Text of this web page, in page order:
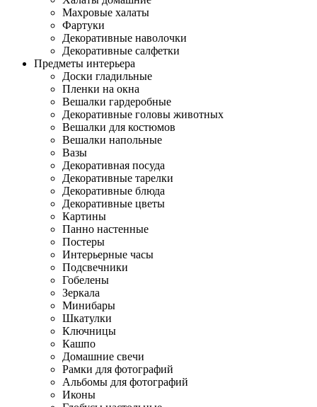
Махровые халаты
Фартуки
Декоративные наволочки
Декоративные салфетки
Предметы интерьера
Доски гладильные
Пленки на окна
Вешалки гардеробные
Декоративные головы животных
Вешалки для костюмов
Вешалки напольные
Вазы
Декоративная посуда
Декоративные тарелки
Декоративные блюда
Декоративные цветы
Картины
Панно настенные
Постеры
Интерьерные часы
Подсвечники
Гобелены
Зеркала
Минибары
Шкатулки
Ключницы
Кашпо
Домашние свечи
Рамки для фотографий
Альбомы для фотографий
Иконы